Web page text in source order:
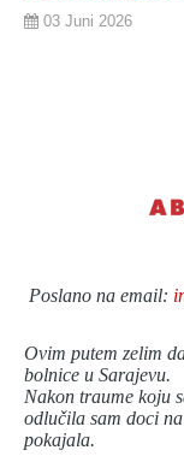
03 Juni 2026
Poslano na email:
Ovim putem zelim
bolnice u Sarajevu.
Nakon traume koju
odlučila sam doci
pokajala.